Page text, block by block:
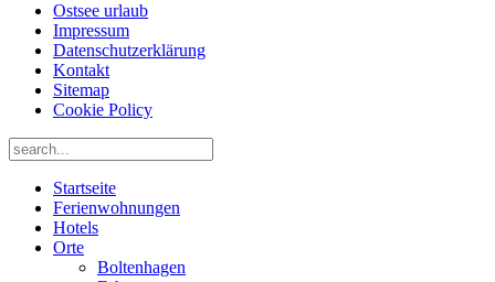
Ostsee urlaub
Impressum
Datenschutzerklärung
Kontakt
Sitemap
Cookie Policy
Startseite
Ferienwohnungen
Hotels
Orte
Boltenhagen